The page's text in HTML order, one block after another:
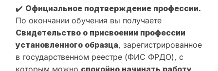
✔️ Официальное подтверждение профессии.
По окончании обучения вы получаете
Свидетельство о присвоении профессии
установленного образца, зарегистрированное
в государственном реестре (ФИС ФРДО), с
которым можно спокойно начинать работу.